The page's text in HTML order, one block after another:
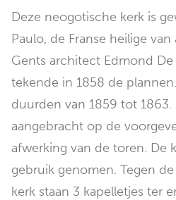
Deze neogotische kerk is
Paulo, de Franse heilige
Gents architect Edmond
tekende in 1858 de
duurden van 1859 tot 1863.
aangebracht op de
afwerking van de toren. De
gebruik genomen. Tegen
kerk staan 3 kapelletjes ter